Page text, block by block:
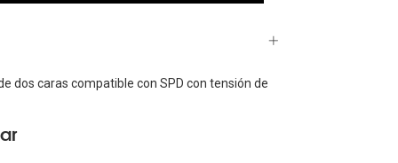
dos caras compatible con SPD con tensión de